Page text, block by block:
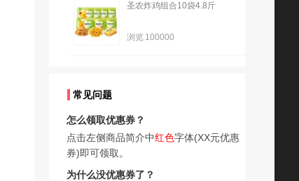
圣农炸鸡组合10袋4.8斤
浏览 100000
常见问题
怎么领取优惠券？
点击左侧商品简介中红色字体(XX元优惠
券)即可领取。
为什么没优惠券了？